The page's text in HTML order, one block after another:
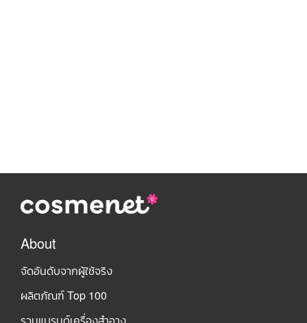
About
จัดอันดับจากผู้ใช้จริง
ผลิตภัณฑ์ Top 100